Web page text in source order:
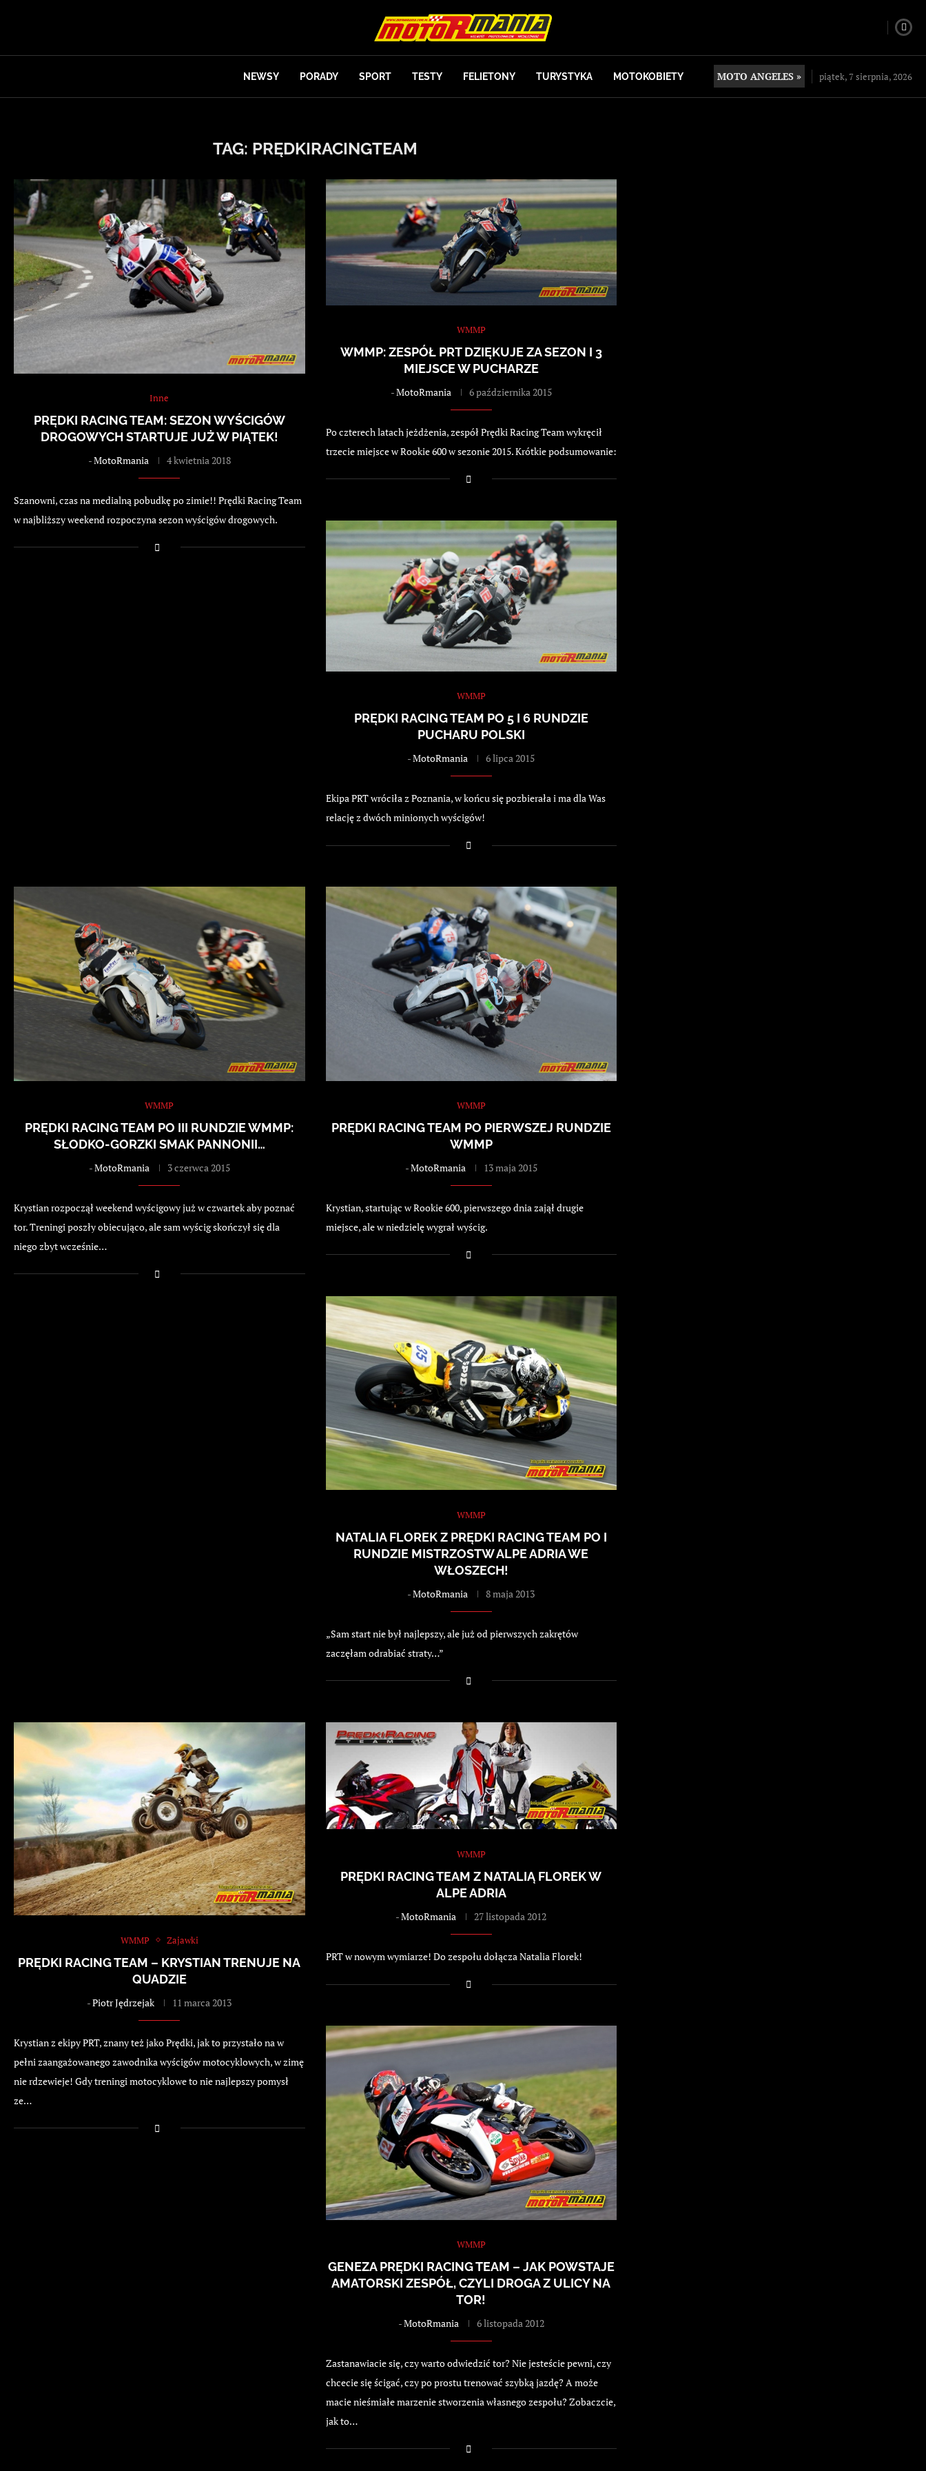
NEWSY PORADY SPORT TESTY FELIETONY TURYSTYKA MOTOKOBIETY MOTO ANGELES » piątek, 7 sierpnia, 2026
TAG: PRĘDKIRACINGTEAM
Inne
PRĘDKI RACING TEAM: SEZON WYŚCIGÓW
DROGOWYCH STARTUJE JUŻ W PIĄTEK!
-MotoRmania 4 kwietnia 2018
Szanowni, czas na medialną pobudkę po zimie!! Prędki Racing Team
w najbliższy weekend rozpoczyna sezon wyścigów drogowych.
WMMP
WMMP: ZESPÓŁ PRT DZIĘKUJE ZA SEZON I 3
MIEJSCE W PUCHARZE
-MotoRmania 6 października 2015
Po czterech latach jeżdżenia, zespół Prędki Racing Team wykręcił
trzecie miejsce w Rookie 600 w sezonie 2015. Krótkie podsumowanie:
WMMP
PRĘDKI RACING TEAM PO 5 I 6 RUNDZIE
PUCHARU POLSKI
-MotoRmania 6 lipca 2015
Ekipa PRT wróciła z Poznania, w końcu się pozbierała i ma dla Was
relację z dwóch minionych wyścigów!
WMMP
PRĘDKI RACING TEAM PO III RUNDZIE WMMP:
SŁODKO-GORZKI SMAK PANNONII…
-MotoRmania 3 czerwca 2015
Krystian rozpoczął weekend wyścigowy już w czwartek aby poznać
tor. Treningi poszły obiecująco, ale sam wyścig skończył się dla
niego zbyt wcześnie…
WMMP
PRĘDKI RACING TEAM PO PIERWSZEJ RUNDZIE
WMMP
-MotoRmania 13 maja 2015
Krystian, startując w Rookie 600, pierwszego dnia zajął drugie
miejsce, ale w niedzielę wygrał wyścig.
WMMP
NATALIA FLOREK Z PRĘDKI RACING TEAM PO I
RUNDZIE MISTRZOSTW ALPE ADRIA WE
WŁOSZECH!
-MotoRmania 8 maja 2013
„Sam start nie był najlepszy, ale już od pierwszych zakrętów
zaczęłam odrabiać straty…”
WMMP Zajawki
PRĘDKI RACING TEAM – KRYSTIAN TRENUJE NA
QUADZIE
-Piotr Jędrzejak 11 marca 2013
Krystian z ekipy PRT, znany też jako Prędki, jak to przystało na w
pełni zaangażowanego zawodnika wyścigów motocyklowych, w zimę
nie rdzewieje! Gdy treningi motocyklowe to nie najlepszy pomysł
ze…
WMMP
PRĘDKI RACING TEAM Z NATALIĄ FLOREK W
ALPE ADRIA
-MotoRmania 27 listopada 2012
PRT w nowym wymiarze! Do zespołu dołącza Natalia Florek!
WMMP
GENEZA PRĘDKI RACING TEAM – JAK POWSTAJE
AMATORSKI ZESPÓŁ, CZYLI DROGA Z ULICY NA
TOR!
-MotoRmania 6 listopada 2012
Zastanawiacie się, czy warto odwiedzić tor? Nie jesteście pewni, czy
chcecie się ścigać, czy po prostu trenować szybką jazdę? A może
macie nieśmiałe marzenie stworzenia własnego zespołu? Zobaczcie,
jak to…